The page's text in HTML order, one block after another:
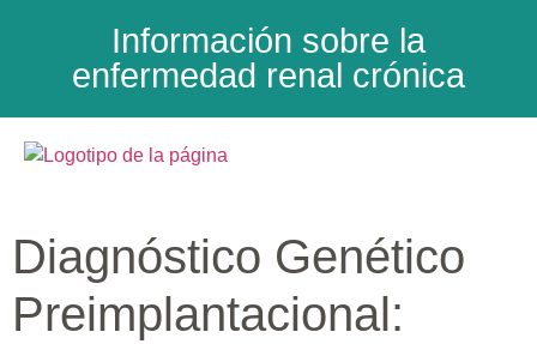
Información sobre la
enfermedad renal crónica
Diagnóstico Genético
Preimplantacional: